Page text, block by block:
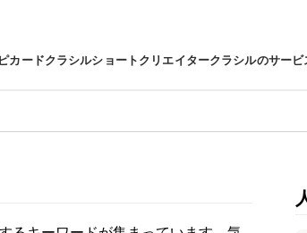
カードクラシルショートクリエイタークラシルのサービ